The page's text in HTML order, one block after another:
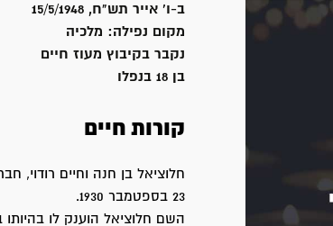
ב-ו' אייר תש"ח, 15/5/1948
מקום נפילה: מלכיה
נקבר בקיבוץ מעוז חיים
בן 18 בנפלו
קורות חיים
חלוציאל בן חנה וחיים רודוי,
23 בספטמבר 1930.
השם חלוציאל הוענק לו